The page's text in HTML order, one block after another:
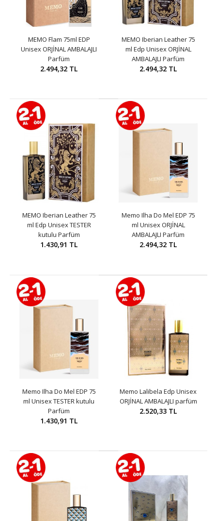
MEMO Flam 75ml EDP
Unisex ORJİNAL AMBALAJLI
Parfüm
2.494,32 TL
MEMO Iberian Leather 75
ml Edp Unisex ORJİNAL
AMBALAJLI Parfüm
2.494,32 TL
MEMO Iberian Leather 75
ml Edp Unisex TESTER
kutulu Parfüm
1.430,91 TL
Memo Ilha Do Mel EDP 75
ml Unisex ORJİNAL
AMBALAJLI Parfüm
2.494,32 TL
Memo Ilha Do Mel EDP 75
ml Unisex TESTER kutulu
Parfüm
1.430,91 TL
Memo Lalibela Edp Unisex
ORJİNAL AMBALAJLI parfüm
2.520,33 TL